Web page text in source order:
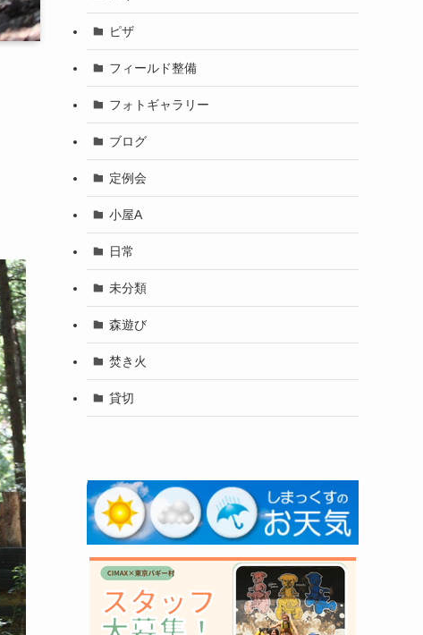
ピザ
フィールド整備
フォトギャラリー
ブログ
定例会
小屋A
日常
未分類
森遊び
焚き火
貸切